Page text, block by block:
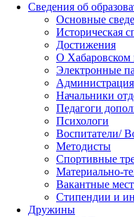
Сведения об
Основные
Историческая
Достижения
О Хабаровском
Электронные
Администрация
Начальники
Педагоги
Психологи
Воспитатели/
Методисты
Спортивные
Материально-
Вакантные
Стипендии и
Дружины